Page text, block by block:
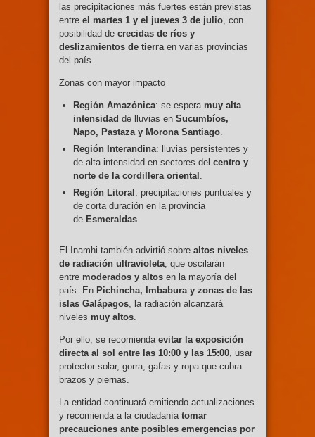
las precipitaciones más fuertes están previstas
entre el martes 1 y el jueves 3 de julio , con
posibilidad de crecidas de ríos y
deslizamientos de tierra en varias provincias
del país.
Zonas con mayor impacto
Región Amazónica: se espera muy alta
intensidad de lluvias en Sucumbíos,
Napo, Pastaza y Morona Santiago
Región Interandina: lluvias persistentes y
de alta intensidad en sectores del centro y
norte de la cordillera oriental
Región Litoral : precipitaciones puntuales y
de corta duración en la provincia
de Esmeraldas
El Inamhi también advirtió sobre altos niveles
de radiación ultravioleta , que oscilarán
entre moderados y altos en la mayoría del
país. En Pichincha, Imbabura y zonas de las
islas Galápagos , la radiación alcanzará
niveles muy altos
Por ello, se recomienda evitar la exposición
directa al sol entre las 10:00 y las 15:00 , usar
protector solar, gorra, gafas y ropa que cubra
brazos y piernas.
La entidad continuará emitiendo actualizaciones
y recomienda a la ciudadanía tomar
precauciones ante posibles emergencias por